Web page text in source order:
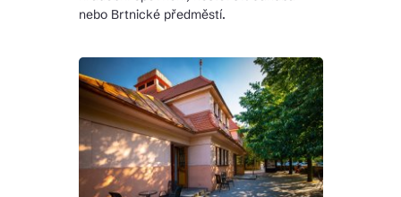
nebo Brtnické předměstí.